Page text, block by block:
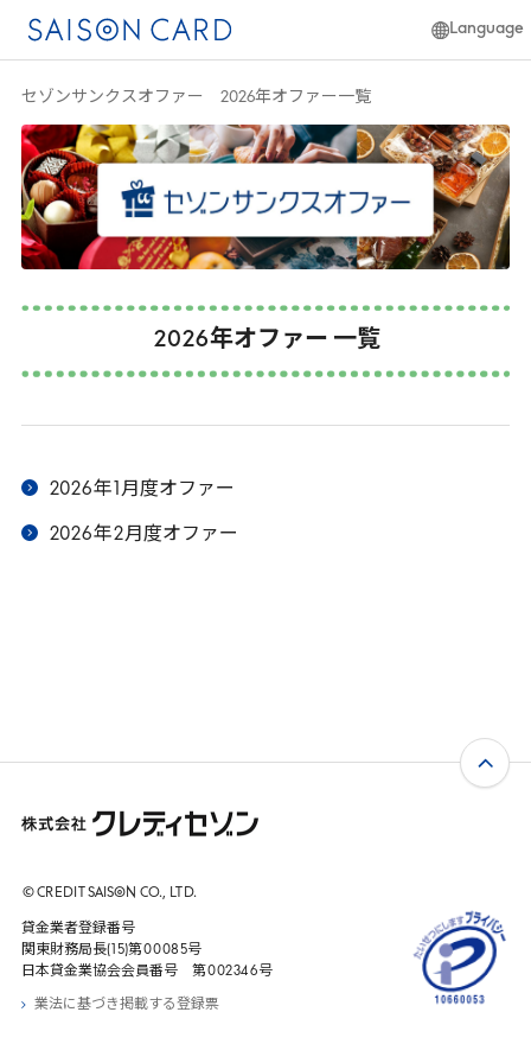
Language
English
セゾンサンクスオファー 2026年オファー一覧
2026年オファー 一覧
2026年 月度オファー
2026年2月度オファー
© CREDITSAISON CO., LTD.
貸金業者登録番号
関東財務局長( 15)第 00085号
日本貸金業協会会員番号 第002346号
業法に基づき掲載する登録票